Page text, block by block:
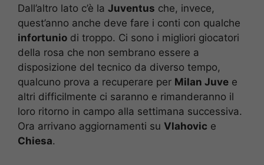
Dall’altro lato c’è la Juventus che, invece,
quest’anno anche deve fare i conti con qualche
infortunio di troppo. Ci sono i migliori giocatori
della rosa che non sembrano essere a
disposizione del tecnico da diverso tempo,
qualcuno prova a recuperare per Milan Juve e
altri difficilmente ci saranno e rimanderanno il
loro ritorno in campo alla settimana successiva.
Ora arrivano aggiornamenti su Vlahovic e
Chiesa.